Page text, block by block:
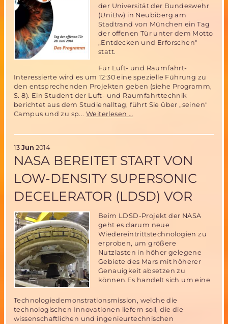
der Universität der Bundeswehr
(UniBw) in Neubiberg am
Stadtrand von München ein Tag
der offenen Tür unter dem Motto
„Entdecken und Erforschen“
statt.
Für Luft- und Raumfahrt-
Interessierte wird es um 12:30 eine spezielle Führung zu
den entsprechenden Projekten geben (siehe Programm,
S. 8). Ein Student der Luft- und Raumfahrttechnik
berichtet aus dem Studienalltag, führt Sie über „seinen“
Campus und zu sp... Weiterlesen …
der
München
28.
2014
13 Jun 2014
NASA BEREITET START VON
LOW-DENSITY SUPERSONIC
DECELERATOR (LDSD) VOR
Beim LDSD-Projekt der NASA
geht es darum neue
Wiedereintrittstechnologien zu
erproben, um größere
Nutzlasten in höher gelegene
Gebiete des Mars mit höherer
Genauigkeit absetzen zu
können.Es handelt sich um eine
Technologiedemonstrationsmission, welche die
technologischen Innovationen liefern soll, die die
wissenschaftlichen und ingenieurtechnischen